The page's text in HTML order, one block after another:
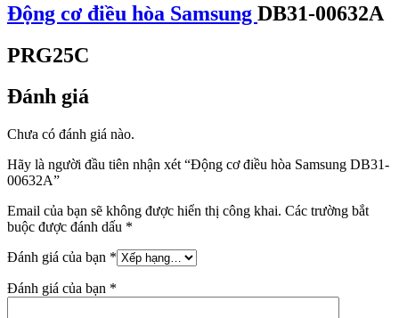
Động cơ điều hòa Samsung DB31-00632A
PRG25C
Đánh giá
Chưa có đánh giá nào.
Hãy là người đầu tiên nhận xét “Động cơ điều hòa Samsung DB31-
00632A”
Email của bạn sẽ không được hiển thị công khai. Các trường bắt
buộc được đánh dấu *
Đánh giá của bạn *
Đánh giá của bạn *